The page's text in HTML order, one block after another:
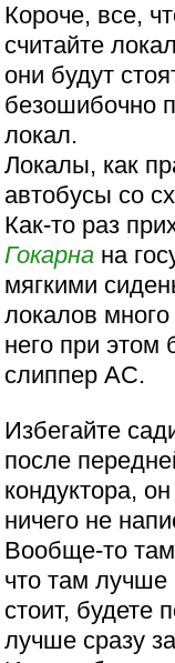
Короче, все,
считайте
они будут
безошибочно
локал.
Локалы, как
автобусы со
Как-то раз
Гокарна на
мягкими
локалов
него при этом
слиппер АС.
Избегайте
после
кондуктора,
ничего не
Вообще-то
что там
стоит, будете
лучше сразу